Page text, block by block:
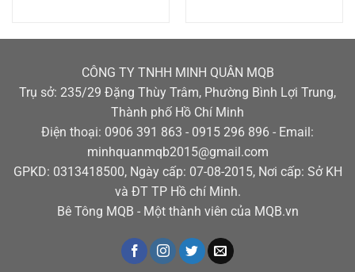
CÔNG TY TNHH MINH QUÂN MQB
Trụ sở: 235/29 Đặng Thùy Trâm, Phường Bình Lợi Trung,
Thành phố Hồ Chí Minh
Điện thoại: 0906 391 863 - 0915 296 896 - Email:
minhquanmqb2015@gmail.com
GPKD: 0313418500, Ngày cấp: 07-08-2015, Nơi cấp: Sở KH
và ĐT TP Hồ chí Minh.
Bê Tông MQB - Một thành viên của MQB.vn